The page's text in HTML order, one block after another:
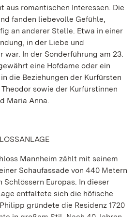
aus romantischen Interessen. Die
fanden liebevolle Gefühle,
an anderer Stelle. Etwa in einer
in der Liebe und
war. In der Sonderführung am 23.
eine Hofdame oder ein
die Beziehungen der Kurfürsten
sowie der Kurfürstinnen
Maria Anna.
Mannheim zählt mit seinem
Schaufassade von 440 Metern
Schlössern Europas. In dieser
entfaltete sich die höfische
gründete die Residenz 1720